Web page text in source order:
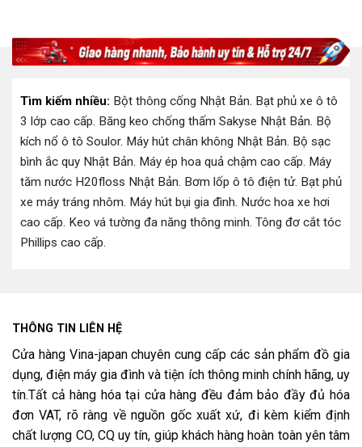
Tìm kiếm nhiều: Bột thông cống Nhật Bản. Bạt phủ xe ô tô
3 lớp cao cấp. Băng keo chống thấm Sakyse Nhật Bản. Bộ
kích nổ ô tô Soulor. Máy hút chân không Nhật Bản. Bộ sạc
bình ắc quy Nhật Bản. Máy ép hoa quả chậm cao cấp. Máy
tăm nước H20floss Nhật Bản. Bơm lốp ô tô điện tử. Bạt phủ
xe máy tráng nhôm. Máy hút bụi gia đình. Nước hoa xe hơi
cao cấp. Keo vá tường đa năng thông minh. Tông đơ cắt tóc
Phillips cao cấp.
THÔNG TIN LIÊN HỆ
Cửa hàng Vina-japan chuyên cung cấp các sản phẩm đồ gia
dụng, điện máy gia đình và tiện ích thông minh chính hãng, uy
tín.Tất cả hàng hóa tại cửa hàng đều đảm bảo đầy đủ hóa
đơn VAT, rõ ràng về nguồn gốc xuất xứ, đi kèm kiểm định
chất lượng CO, CQ uy tín, giúp khách hàng hoàn toàn yên tâm